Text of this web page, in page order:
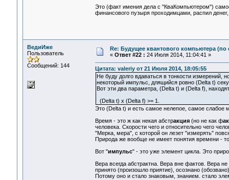
Это (факт имения дела с "КваКомпьютером")
финансового пузыря проходимцами, распил
ВедиИже
Пользователь
Сообщений: 144
Re: Будущее квантового компьютера (по
« Ответ #22 : 24 Июля 2014, 11:04:41 »
Цитата: valeriy от 21 Июля 2014, 18:05:55
Не буду долго вдаваться в тонкости измерений,
некоторый импульс, длящийся ровно (Delta t)
Вот эти два параметра, (Delta t) и (Delta f),
(Delta t) x (Delta f) >= 1.
Это (Delta t) и есть самое нелепое, самое слабое
Время - это ж как некая абстракция(но не как ф
человека. Скорости чего и относительно чего
"Мерка, мера", с которой он лезет "измерять"
Природа же вообще не имеет понятия времени -
Вот "импульс" - это уже элемент цикла. Это
Вера всегда абстрактна. Вера вне фактов. Вера
принято (произошло приятие), осознано
Потому оно и стало знаковым, знанием. стало